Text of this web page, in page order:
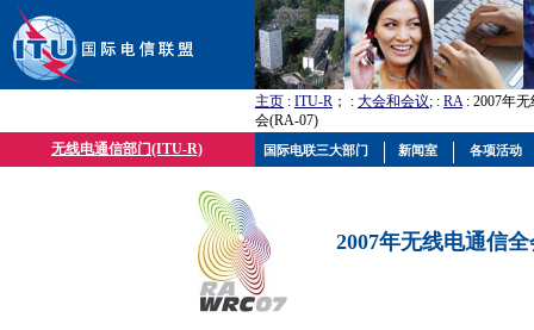
主页 : ITU-R ； : 大会和会议; : RA: 2007年
会(RA-07)
无线电通信部门(ITU-R)
2007年无线电通信
国际电联三大部门 新闻室 各项活动